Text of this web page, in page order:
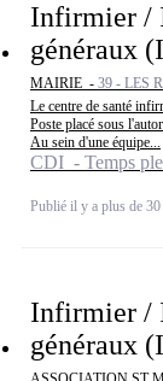
Infirmier /
généraux
MAIRIE - 39 - LES
Le centre de santé
Poste placé sous
Au sein d'une équipe...
CDI - Temps
Publié il y a plus de
Infirmier /
généraux